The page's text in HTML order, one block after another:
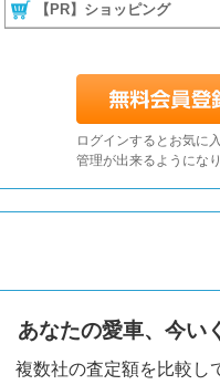
【PR】ショッピング
ログインするとお気に
管理が出来るようにな
あなたの愛車、今い
複数社の査定額を比較し